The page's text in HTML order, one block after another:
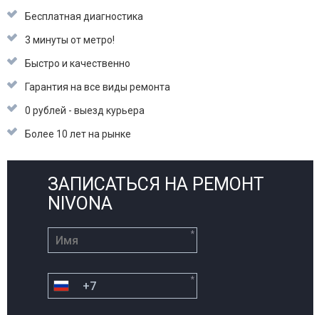
Бесплатная диагностика
3 минуты от метро!
Быстро и качественно
Гарантия на все виды ремонта
0 рублей - выезд курьера
Более 10 лет на рынке
ЗАПИСАТЬСЯ НА РЕМОНТ
NIVONA
*
*